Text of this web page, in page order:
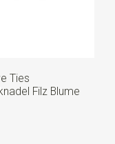
Ties
Filz Blume